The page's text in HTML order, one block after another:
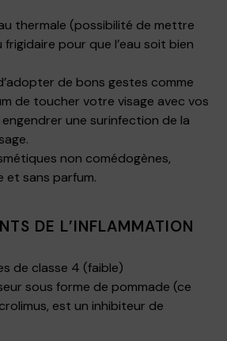
thermale (possibilité de mettre
frigidaire pour que l’eau soit bien
de bons gestes comme
de toucher votre visage avec vos
une surinfection de la
non comédogènes,
et sans parfum.
DE L’INFLAMMATION
de classe 4 (faible)
sous forme de pommade (ce
est un inhibiteur de